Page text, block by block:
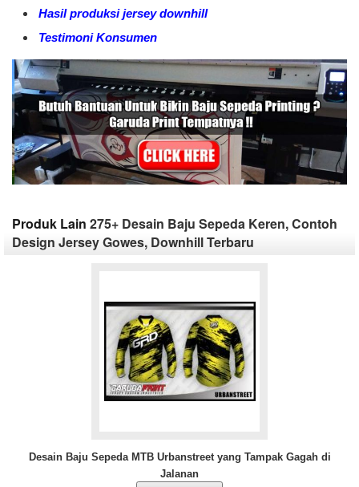
Hasil produksi jersey downhill
Testimoni Konsumen
Produk Lain 275+ Desain Baju Sepeda Keren, Contoh
Design Jersey Gowes, Downhill Terbaru
Desain Baju Sepeda MTB Urbanstreet yang Tampak Gagah di
Jalanan